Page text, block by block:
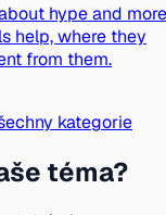
hype and more
help, where they
from them.
kategorie
téma?